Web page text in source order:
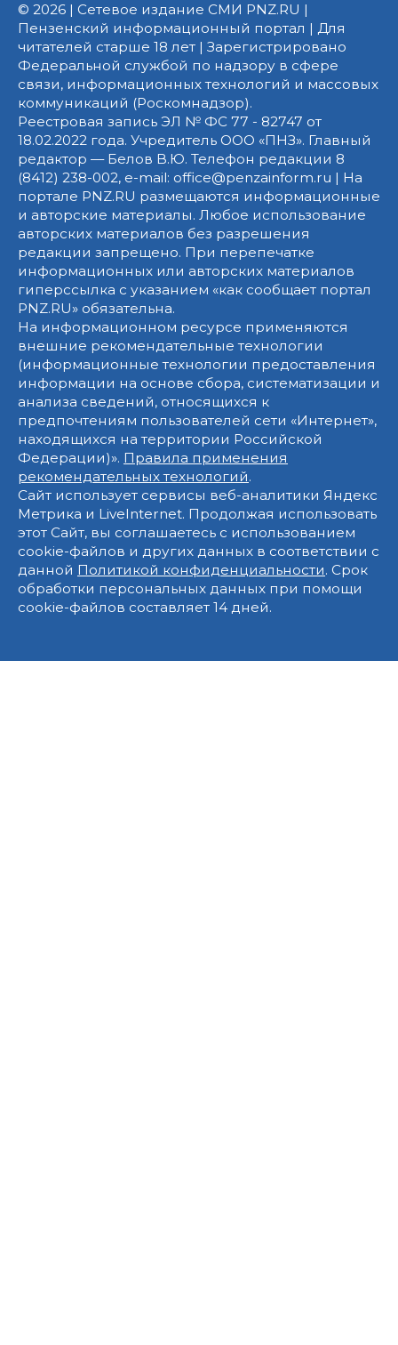
© 2026 | Сетевое издание СМИ PNZ.RU |
Пензенский информационный портал | Для
читателей старше 18 лет | Зарегистрировано
Федеральной службой по надзору в сфере
связи, информационных технологий и массовых
коммуникаций (Роскомнадзор).
Реестровая запись ЭЛ № ФС 77 - 82747 от
18.02.2022 года. Учредитель ООО «ПНЗ». Главный
редактор — Белов В.Ю. Телефон редакции 8
(8412) 238-002, e-mail: office@penzainform.ru | На
портале PNZ.RU размещаются информационные
и авторские материалы. Любое использование
авторских материалов без разрешения
редакции запрещено. При перепечатке
информационных или авторских материалов
гиперссылка с указанием «как сообщает портал
PNZ.RU» обязательна.
На информационном ресурсе применяются
внешние рекомендательные технологии
(информационные технологии предоставления
информации на основе сбора, систематизации и
анализа сведений, относящихся к
предпочтениям пользователей сети «Интернет»,
находящихся на территории Российской
Федерации)». Правила применения
рекомендательных технологий.
Сайт использует сервисы веб-аналитики Яндекс
Метрика и LiveInternet. Продолжая использовать
этот Сайт, вы соглашаетесь с использованием
cookie-файлов и других данных в соответствии с
данной Политикой конфиденциальности. Срок
обработки персональных данных при помощи
cookie-файлов составляет 14 дней.